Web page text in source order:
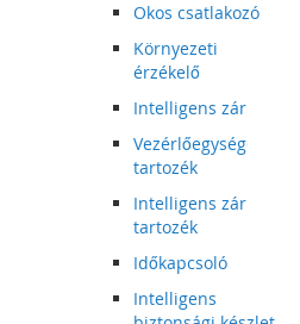
Okos csatlakozó
Környezeti
érzékelő
Intelligens zár
Vezérlőegység
tartozék
Intelligens zár
tartozék
Időkapcsoló
Intelligens